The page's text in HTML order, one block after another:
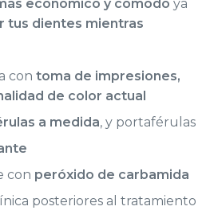
económico y cómodo ya
tus dientes mientras
con toma de impresiones,
de color actual
a medida, y portaférulas
con peróxido de carbamida
posteriores al tratamiento